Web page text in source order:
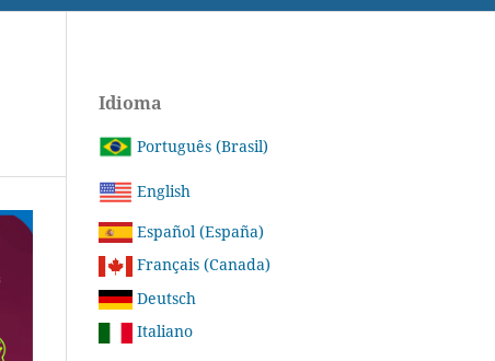
Idioma
Português (Brasil)
English
Español (España)
Français (Canada)
Deutsch
Italiano